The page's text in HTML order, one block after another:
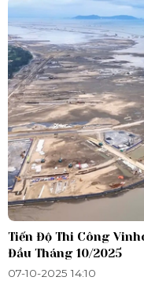
Tiến Độ Thi Công
Đầu Tháng 10/2025
07-10-2025 14:10